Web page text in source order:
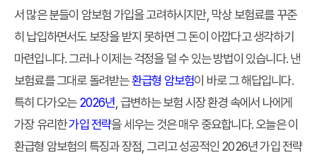
서 많은 분들이 암보험 가입을 고려하시지만, 막상 보험료를 꾸준
히 납입하면서도 보장을 받지 못하면 그 돈이 아깝다고 생각하기
마련입니다. 그러나 이제는 걱정을 덜 수 있는 방법이 있습니다. 낸
보험료를 그대로 돌려받는환급형 암보험이 바로 그 해답입니다.
특히 다가오는2026년 , 급변하는 보험 시장 환경 속에서 나에게
가장 유리한가입 전략을 세우는 것은 매우 중요합니다. 오늘은 이
환급형 암보험의 특징과 장점, 그리고 성공적인 2026년 가입 전략